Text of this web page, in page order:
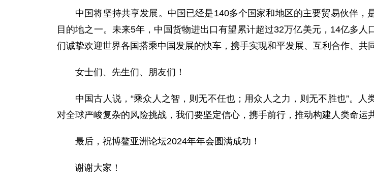
中国将坚持共享发展。中国已经是140多个国家和地区的主要贸易伙伴
目的地之一。未来5年，中国货物进出口有望累计超过32万亿美元，14亿多
们诚挚欢迎世界各国搭乘中国发展的快车，携手实现和平发展、互利合作、共
女士们、先生们、朋友们！
中国古人说，“乘众人之智，则无不任也；用众人之力，则无不胜也”。
对全球严峻复杂的风险挑战，我们要坚定信心，携手前行，推动构建人类命运
最后，祝博鳌亚洲论坛2024年年会圆满成功！
谢谢大家！